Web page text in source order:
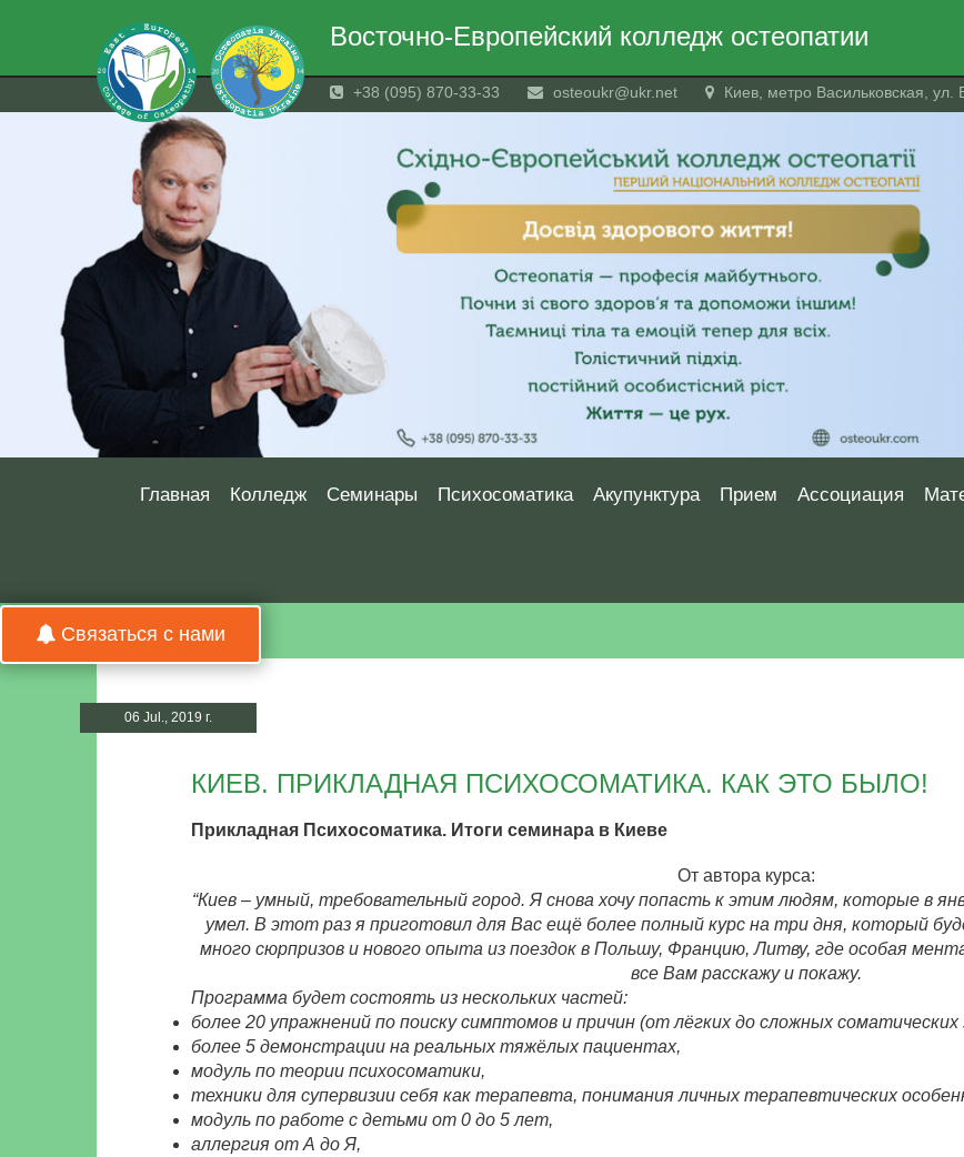
Восточно-Европейский колледж остеопатии
+38 (095) 870-33-33 osteoukr@ukr.net Киев, метро Васильковская,
Главная Колледж Семинары Психосоматика Акупунктура Прием Ассоциация
06 Jul., 2019 г.
КИЕВ. ПРИКЛАДНАЯ ПСИХОСОМАТИКА. КАК ЭТО БЫЛО!
Прикладная Психосоматика. Итоги семинара в Киеве
От автора курса:
“Киев – умный, требовательный город. Я снова хочу попасть к этим людям, которые в
умел. В этот раз я приготовил для Вас ещё более полный курс на три дня, который
много сюрпризов и нового опыта из поездок в Польшу, Францию, Литву, где особая
все Вам расскажу и покажу.
Программа будет состоять из нескольких частей:
более 20 упражнений по поиску симптомов и причин (от лёгких до сложных соматических
более 5 демонстрации на реальных тяжёлых пациентах,
модуль по теории психосоматики,
техники для супервизии себя как терапевта, понимания личных терапевтических
модуль по работе с детьми от 0 до 5 лет,
аллергия от А до Я,
Связаться с нами